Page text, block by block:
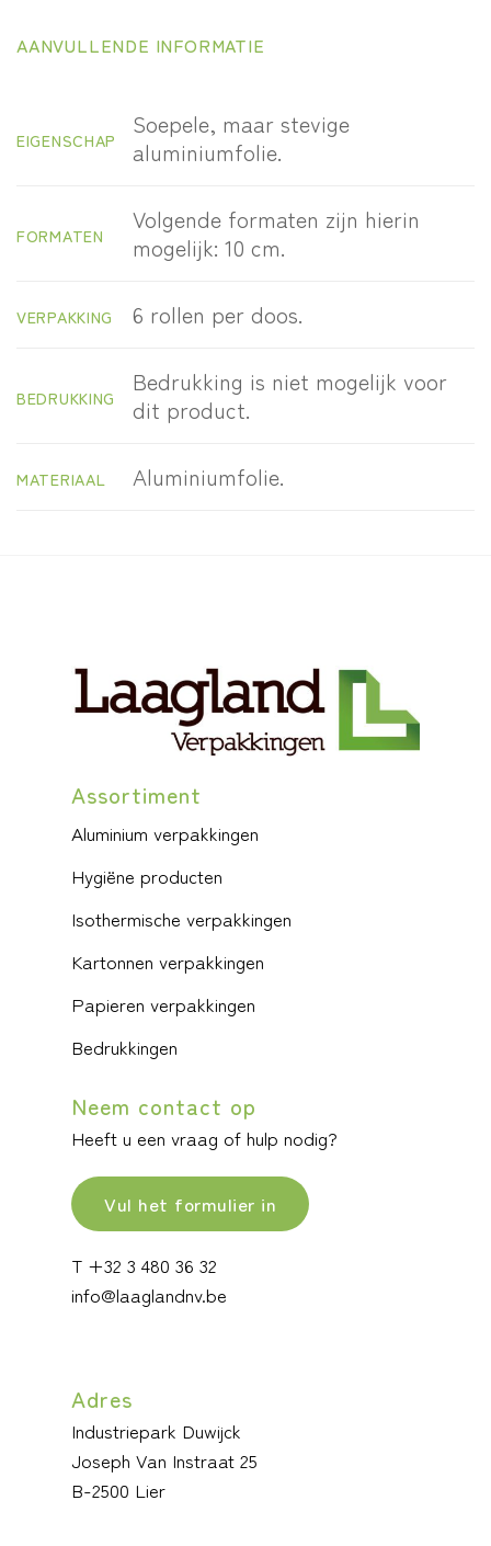
AANVULLENDE INFORMATIE
EIGENSCHAP
Soepele, maar stevige
aluminiumfolie.
FORMATEN
Volgende formaten zijn hierin
mogelijk: 10 cm.
VERPAKKING 6 rollen per doos.
BEDRUKKING
Bedrukking is niet mogelijk voor
dit product.
MATERIAAL Aluminiumfolie.
Assortiment
Aluminium verpakkingen
Hygiëne producten
Isothermische verpakkingen
Kartonnen verpakkingen
Papieren verpakkingen
Bedrukkingen
Neem contact op
Heeft u een vraag of hulp nodig?
Vul het formulier in
T +32 3 480 36 32
info@laaglandnv.be
Adres
Industriepark Duwijck
Joseph Van Instraat 25
B-2500 Lier